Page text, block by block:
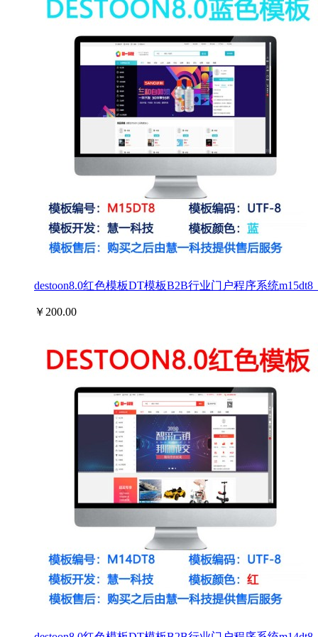
destoon8.0红色模板DT模板B2B行业门户程序系统m15dt8
￥200.00